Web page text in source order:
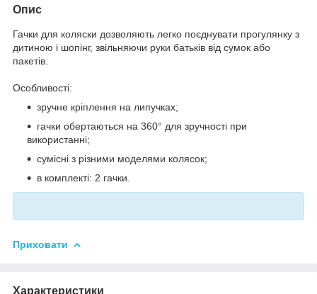
Опис
Гачки для коляски дозволяють легко поєднувати прогулянку з
дитиною і шопінг, звільняючи руки батьків від сумок або
пакетів.
Особливості:
зручне кріплення на липучках;
гачки обертаються на 360° для зручності при
використанні;
сумісні з різними моделями колясок;
в комплекті: 2 гачки.
Приховати
Характеристики